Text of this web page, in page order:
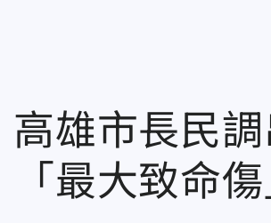
高雄市長民
「最大致命